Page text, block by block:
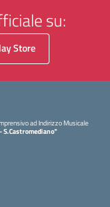
su:
Store
ad Indirizzo Musicale
S.Castromediano"